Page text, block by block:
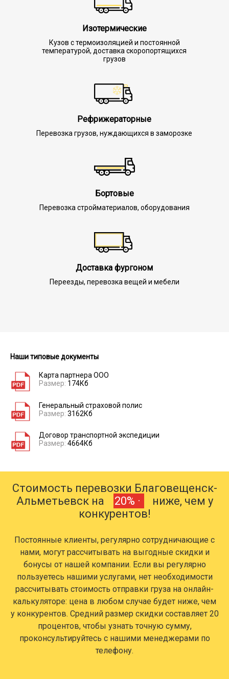
Изотермические
Кузов с термоизоляцией и постоянной
температурой, доставка скоропортящихся
грузов
Рефрижераторные
Перевозка грузов, нуждающихся в заморозке
Бортовые
Перевозка стройматериалов, оборудования
Доставка фургоном
Переезды, перевозка вещей и мебели
Наши типовые документы
Карта партнера ООО
Размер: 174Кб
Генеральный страховой полис
Размер: 3162Кб
Договор транспортной экспедиции
Размер: 4664Кб
Стоимость перевозки Благовещенск-
Альметьевск на
20% ·
ниже, чем у
конкурентов!
Постоянные клиенты, регулярно сотрудничающие с
нами, могут рассчитывать на выгодные скидки и
бонусы от нашей компании. Если вы регулярно
пользуетесь нашими услугами, нет необходимости
рассчитывать стоимость отправки груза на онлайн-
калькуляторе: цена в любом случае будет ниже, чем
у конкурентов. Средний размер скидки составляет 20
процентов, чтобы узнать точную сумму,
проконсультируйтесь с нашими менеджерами по
телефону.